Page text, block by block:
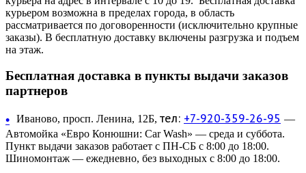
курьером возможна в пределах города, в область
рассматривается по договоренности (исключительно крупные
заказы). В бесплатную доставку включены разгрузка и подъем
на этаж.
Бесплатная доставка в пункты выдачи заказов
партнеров
• Иваново, просп. Ленина, 12Б, тел: +7-920-359-26-95 —
Автомойка «Евро Конюшни: Car Wash» — среда и суббота.
Пункт выдачи заказов работает с ПН-СБ с 8:00 до 18:00.
Шиномонтаж — ежедневно, без выходных с 8:00 до 18:00.